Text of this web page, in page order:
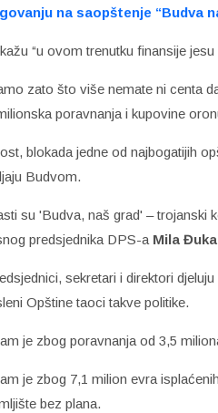
na saopštenje “Budva
“u ovom trenutku finansije
zato što više nemate ni centa
poravnanja i kupovine
blokada jedne od najbogatijih
Budvom.
su 'Budva, naš grad' – trojanski
predsjednika DPS-a Mila
sekretari i direktori
Opštine taoci takve politike.
je zbog poravnanja od 3,5
je zbog 7,1 milion evra
bez plana.